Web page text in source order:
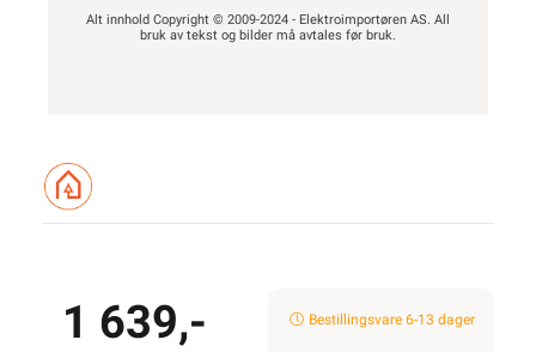
Alt innhold Copyright © 2009-2024 - Elektroimportøren AS. All
bruk av tekst og bilder må avtales før bruk.
1 639,- Bestillingsvare 6-13 dager